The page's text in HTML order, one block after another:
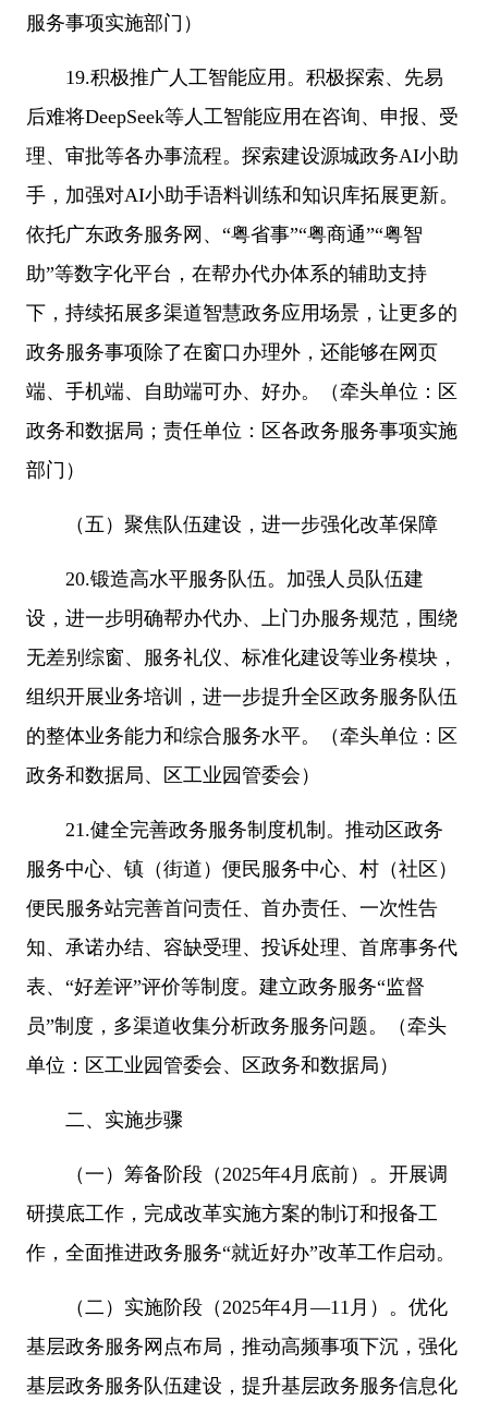
服务事项实施部门）
19.积极推广人工智能应用。积极探索、先易
后难将DeepSeek等人工智能应用在咨询、申报、受
理、审批等各办事流程。探索建设源城政务AI小助
手，加强对AI小助手语料训练和知识库拓展更新。
依托广东政务服务网、“粤省事”“粤商通”“粤智
助”等数字化平台，在帮办代办体系的辅助支持
下，持续拓展多渠道智慧政务应用场景，让更多的
政务服务事项除了在窗口办理外，还能够在网页
端、手机端、自助端可办、好办。（牵头单位：区
政务和数据局；责任单位：区各政务服务事项实施
部门）
（五）聚焦队伍建设，进一步强化改革保障
20.锻造高水平服务队伍。加强人员队伍建
设，进一步明确帮办代办、上门办服务规范，围绕
无差别综窗、服务礼仪、标准化建设等业务模块，
组织开展业务培训，进一步提升全区政务服务队伍
的整体业务能力和综合服务水平。（牵头单位：区
政务和数据局、区工业园管委会）
21.健全完善政务服务制度机制。推动区政务
服务中心、镇（街道）便民服务中心、村（社区）
便民服务站完善首问责任、首办责任、一次性告
知、承诺办结、容缺受理、投诉处理、首席事务代
表、“好差评”评价等制度。建立政务服务“监督
员”制度，多渠道收集分析政务服务问题。（牵头
单位：区工业园管委会、区政务和数据局）
二、实施步骤
（一）筹备阶段（2025年4月底前）。开展调
研摸底工作，完成改革实施方案的制订和报备工
作，全面推进政务服务“就近好办”改革工作启动。
（二）实施阶段（2025年4月—11月）。优化
基层政务服务网点布局，推动高频事项下沉，强化
基层政务服务队伍建设，提升基层政务服务信息化